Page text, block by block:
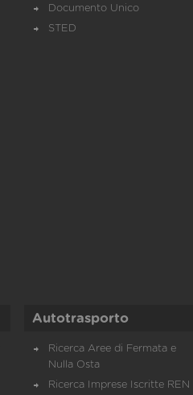
Documento Unico
STED
Autotrasporto
Ricerca Aree di Fermata e
Nulla Osta
Ricerca Imprese Iscritte REN